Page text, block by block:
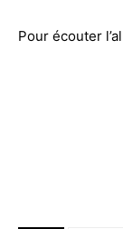
Pour écouter